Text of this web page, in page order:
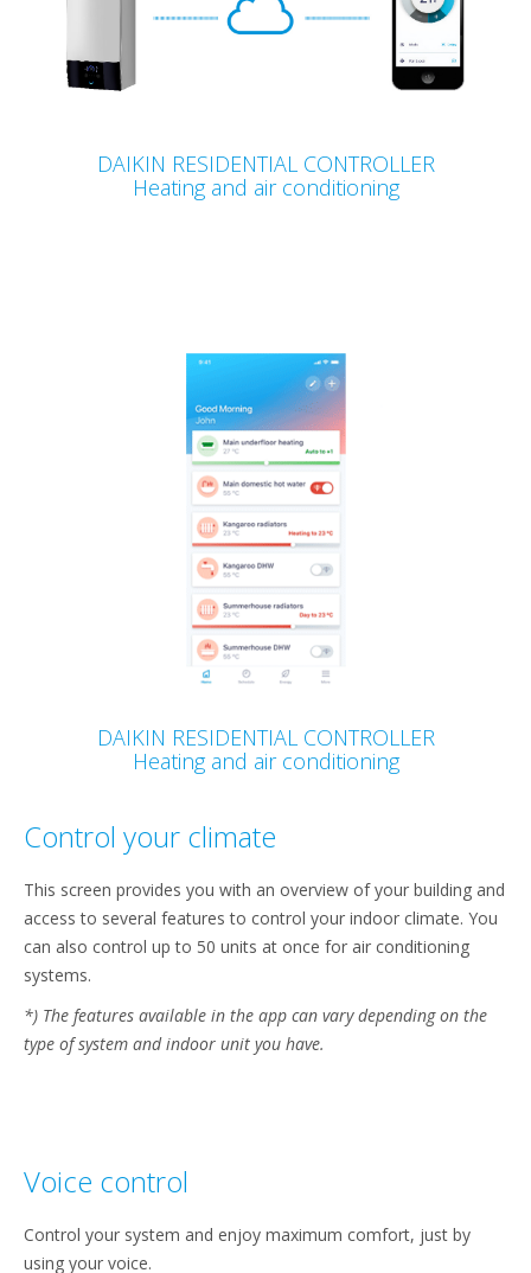
DAIKIN RESIDENTIAL CONTROLLER
Heating and air conditioning
DAIKIN RESIDENTIAL CONTROLLER
Heating and air conditioning
Control your climate
This screen provides you with an overview of your building and
access to several features to control your indoor climate. You
can also control up to 50 units at once for air conditioning
systems.
*) The features available in the app can vary depending on the
type of system and indoor unit you have.
Voice control​
Control your system and enjoy maximum comfort, just by
using your voice.​